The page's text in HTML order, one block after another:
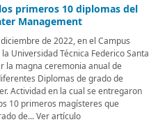
primeros 10 diplomas del
Management
de 2022, en el Campus
Universidad Técnica Federico Santa
la magna ceremonia anual de
Diplomas de grado de
Actividad en la cual se entregaron
10 primeros magísteres que
de... Ver artículo